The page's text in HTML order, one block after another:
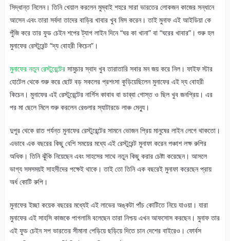
সিদ্ধান্ত নিলেন। তিনি খেয়াল করলেন মুম্বাই শহরে সারা ভারতের লোকজন কাজের সন্ধানে
আসেন এবং তারা সর্বদা তাদের বাড়ির খাবার খুব মিস করেন। তাই মুনাফ এই আইডিয়া কে
পুঁজি করে তার ফুড চেইন শপের ট্যাগ লাইন দিনে “ঘর কা খানা” বা “ঘরের খাবার”। শুরু হল
মুনাফের রেস্টুরেন্ট “দ্য বোহরী কিচেন”।
মুনাফের নতুন রেস্টুরেন্টেরসামুচার স্বাদ খুব তারাতারি সবার মন জয় করে নিল। ফাইফ স্টার
হোটেল থেকে শুরু করে ছোট বড় সকলের প্রশংসা কুড়িয়েছিলেন মুনাফের এই দ্য বোহরী
কিচেন। মুনাফের এই রেস্টুরেন্টের নার্গিস কাবাব বা ডাব্বা গোস্ত ও ছিল খুব জনপ্রিয়। এর
পর মা ছেলে মিলে শুরু করলেন রেগুলার স্যাটারডে লাঞ্চ মেন্যু।
দুপুর থেকে রাত পর্যন্ত মুনাফের রেস্টুরেন্টের সামনে ভোজন প্রিয় মানুষের লাইন লেগে থাকতো।
এভাবে এক বছরের কিছু বেশি সময়ের মধ্যে এই রেস্টুরেন্ট মুনাফা করেন পঞ্চাশ লক্ষ রুপির
অধিক। তিনি ঝুঁকি নিয়েছেন এবং সাহসের সাথে নতুন কিছু করার চেষ্টা করেছেন। আসলে
ভাগ্য সমসময়ই সাহসীদের পক্ষেই থাকে। তাই তো তিনি এক বছরেই মুনাফা করেছেন প্রায়
অর্ধ কোটি রুপি।
মুনাফের ইচ্ছা কয়েক বছরের মধ্যেই এই লাভের অঙ্কটা পাঁচ কোটিতে নিয়ে যাওয়া। যারা
মুনাফের এই সাহসি কাজকে পাগলামি বলেছেন তারা নিশ্চয় এখন আফসোস করছেন। মুনাফ তার
এই ফুড চেইন সপ ভারতের সীমানা পেড়িয়ে ছড়িয়ে দিতে চান দেশের বাইরেও। ফোর্বস